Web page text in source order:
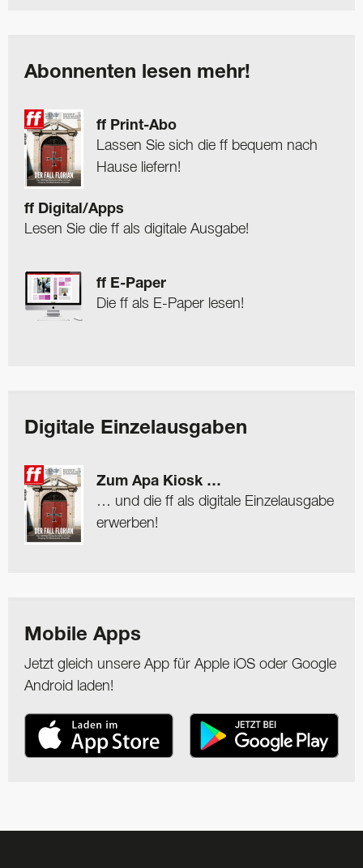
Abonnenten lesen mehr!
ff Print-Abo
Lassen Sie sich die ff bequem nach
Hause liefern!
ff Digital/Apps
Lesen Sie die ff als digitale Ausgabe!
ff E-Paper
Die ff als E-Paper lesen!
Digitale Einzelausgaben
Zum Apa Kiosk …
… und die ff als digitale Einzelausgabe
erwerben!
Mobile Apps
Jetzt gleich unsere App für Apple iOS oder Google
Android laden!